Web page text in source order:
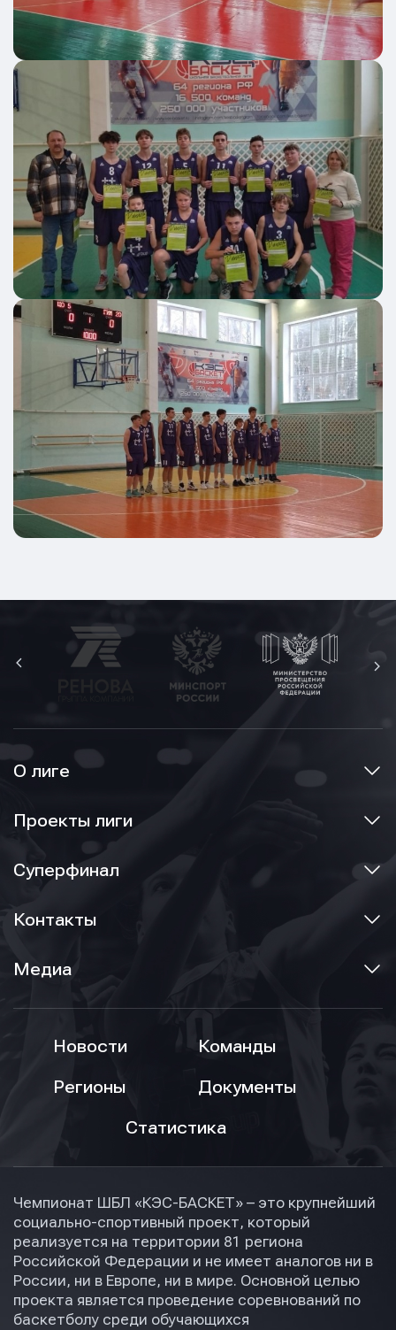
О лиге
Проекты лиги
Суперфинал
Контакты
Медиа
Новости
Команды
Регионы
Документы
Статистика
Чемпионат ШБЛ «КЭС-БАСКЕТ» – это крупнейший
социально-спортивный проект, который
реализуется на территории 81 региона
Российской Федерации и не имеет аналогов ни в
России, ни в Европе, ни в мире. Основной целью
проекта является проведение соревнований по
баскетболу среди обучающихся